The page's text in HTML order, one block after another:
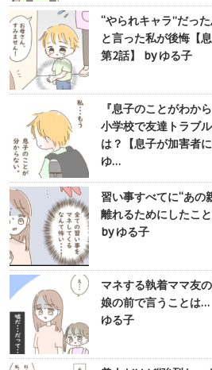
“やられキャラ”だっ
と言った私が後悔【
第2話】 by ゆる子
『息子のことがわか
小学校で友達トラブ
は？【息子が加害者
ゆ…
習い事すべてに“あの
離れるためにしたこ
by ゆる子
マネする執着ママ友
娘の前で言うことは
ゆる子